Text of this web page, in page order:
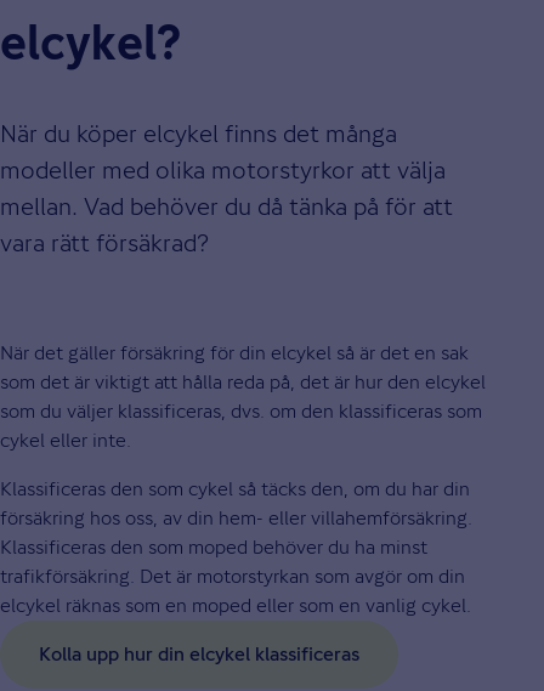
elcykel?
När du köper elcykel finns det många
modeller med olika motorstyrkor att välja
mellan. Vad behöver du då tänka på för att
vara rätt försäkrad?
När det gäller försäkring för din elcykel så är det en sak
som det är viktigt att hålla reda på, det är hur den elcykel
som du väljer klassificeras, dvs. om den klassificeras som
cykel eller inte.
Klassificeras den som cykel så täcks den, om du har din
försäkring hos oss, av din hem- eller villahemförsäkring.
Klassificeras den som moped behöver du ha minst
trafikförsäkring. Det är motorstyrkan som avgör om din
elcykel räknas som en moped eller som en vanlig cykel.
Kolla upp hur din elcykel klassificeras